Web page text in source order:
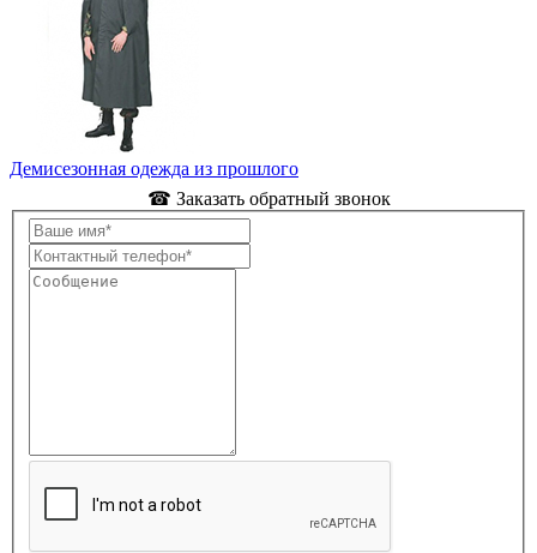
Демисезонная одежда из прошлого
☎ Заказать обратный звонок